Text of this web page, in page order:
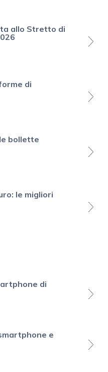
allo Stretto di
di
bollette
le migliori
di
e